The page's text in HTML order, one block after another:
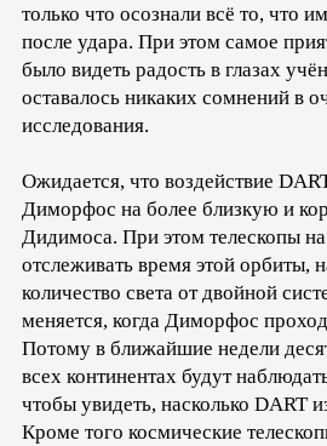
только что осознали всё то, что
после удара. При этом самое
было видеть радость в глазах
оставалось никаких сомнений в
исследования.
Ожидается, что воздействие
Диморфос на более близкую и
Дидимоса. При этом телескопы
отслеживать время этой орбиты,
количество света от двойной
меняется, когда Диморфос
Потому в ближайшие недели
всех континентах будут
чтобы увидеть, насколько DART
Кроме того космические